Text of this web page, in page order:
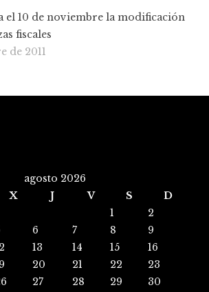
el 10 de noviembre la modificación
fiscales
de 2011
agosto 2026
X J V S
D
1
2
6 7 8
9
13 14 15
16
20 21 22
23
27 28 29
30